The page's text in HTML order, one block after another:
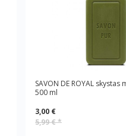
SAVON DE ROYAL skystas
500 ml
3,00 €
5,99 €*